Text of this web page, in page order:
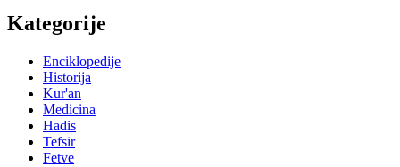
Kategorije
Enciklopedije
Historija
Kur'an
Medicina
Hadis
Tefsir
Fetve